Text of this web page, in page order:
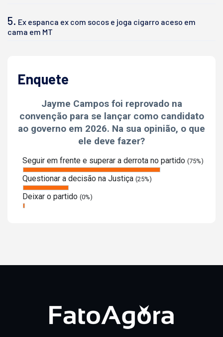
5. Ex espanca ex com socos e joga cigarro aceso em
cama em MT
Enquete
Jayme Campos foi reprovado na
convenção para se lançar como candidato
ao governo em 2026. Na sua opinião, o que
ele deve fazer?
Seguir em frente e superar a derrota no partido (75%)
Questionar a decisão na Justiça (25%)
Deixar o partido (0%)